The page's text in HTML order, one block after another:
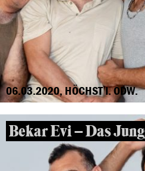
06.03.2020, HÖCHST I. ODW.
Bekar Evi – Das